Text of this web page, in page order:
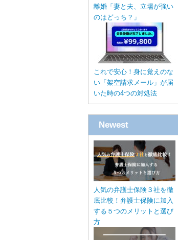
離婚「妻と夫、立場が強い
のはどっち？」
これで安心！身に覚えのな
い「架空請求メール」が届
いた時の4つの対処法
Newest
人気の弁護士保険３社を徹
底比較！弁護士保険に加入
する５つのメリットと選び
方